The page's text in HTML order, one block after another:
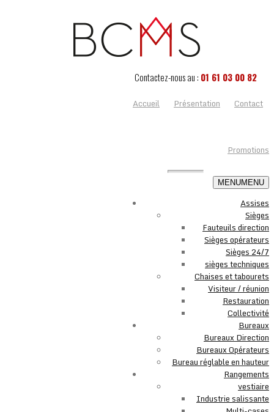
Contactez-nous au : 01 61 03 00 82
Accueil
Présentation Contact
Promotions
MENUMENU
Assises
Sièges
Fauteuils direction
Sièges opérateurs
Sièges 24/7
sièges techniques
Chaises et tabourets
Visiteur / réunion
Restauration
Collectivité
Bureaux
Bureaux Direction
Bureaux Opérateurs
Bureau réglable en hauteur
Rangements
vestiaire
Industrie salissante